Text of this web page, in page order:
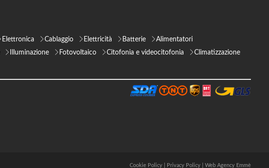
Elettronica Cablaggio Elettricità Batterie
Alimentatori
Illuminazione Fotovoltaico Citofonia e videocitofonia
Climatizzazione
Cookie Policy Privacy Policy Web Agency Emmè